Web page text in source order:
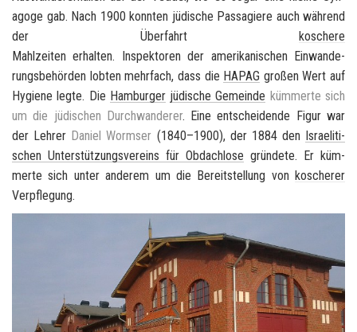
ago­ge gab. Nach 1900 konn­ten jü­di­sche Pas­sa­gie­re auch wäh­rend
der Über­fahrt ko­sche­re
Mahl­zei­ten er­hal­ten. In­spek­to­ren der ame­ri­ka­ni­schen Ein­wan­de­
rungs­be­hör­den lob­ten mehr­fach, dass die HAPAG gro­ßen Wert auf
Hy­gie­ne legte. Die Ham­bur­ger jü­di­sche Ge­mein­de küm­mer­te sich
um die jü­di­schen Durch­wan­de­rer. Eine ent­schei­den­de Figur war
der Leh­rer Da­ni­el Worm­ser (1840–1900), der 1884 den Is­rae­li­ti­
schen Un­ter­stüt­zungs­ver­eins für Ob­dach­lo­se grün­de­te. Er küm­
mer­te sich unter an­de­rem um die Be­reit­stel­lung von ko­sche­rer
Ver­pfle­gung.